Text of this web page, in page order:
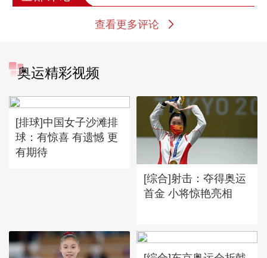
查看更多评论
奥运精彩视频
[排球]中国女子沙滩排
球：有惊喜 有遗憾 更
有期待
[综合]射击：夺得奥运
首金 小将惊艳亮相